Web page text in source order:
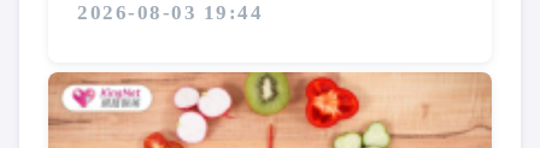
2026-08-03 19:44